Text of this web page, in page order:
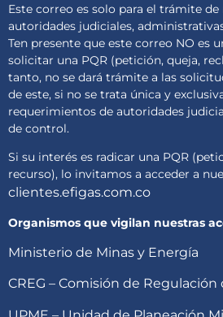
Este correo es solo para el trámite
autoridades judiciales,
Ten presente que este correo NO es
solicitar una PQR (petición, queja,
tanto, no se dará trámite a las
de este, si no se trata única y
requerimientos de autoridades
de control.
Si su interés es radicar una PQR
recurso), lo invitamos a acceder a
clientes.efigas.com.co
Organismos que vigilan nuestras
Ministerio de Minas y Energía
CREG – Comisión de Regulación